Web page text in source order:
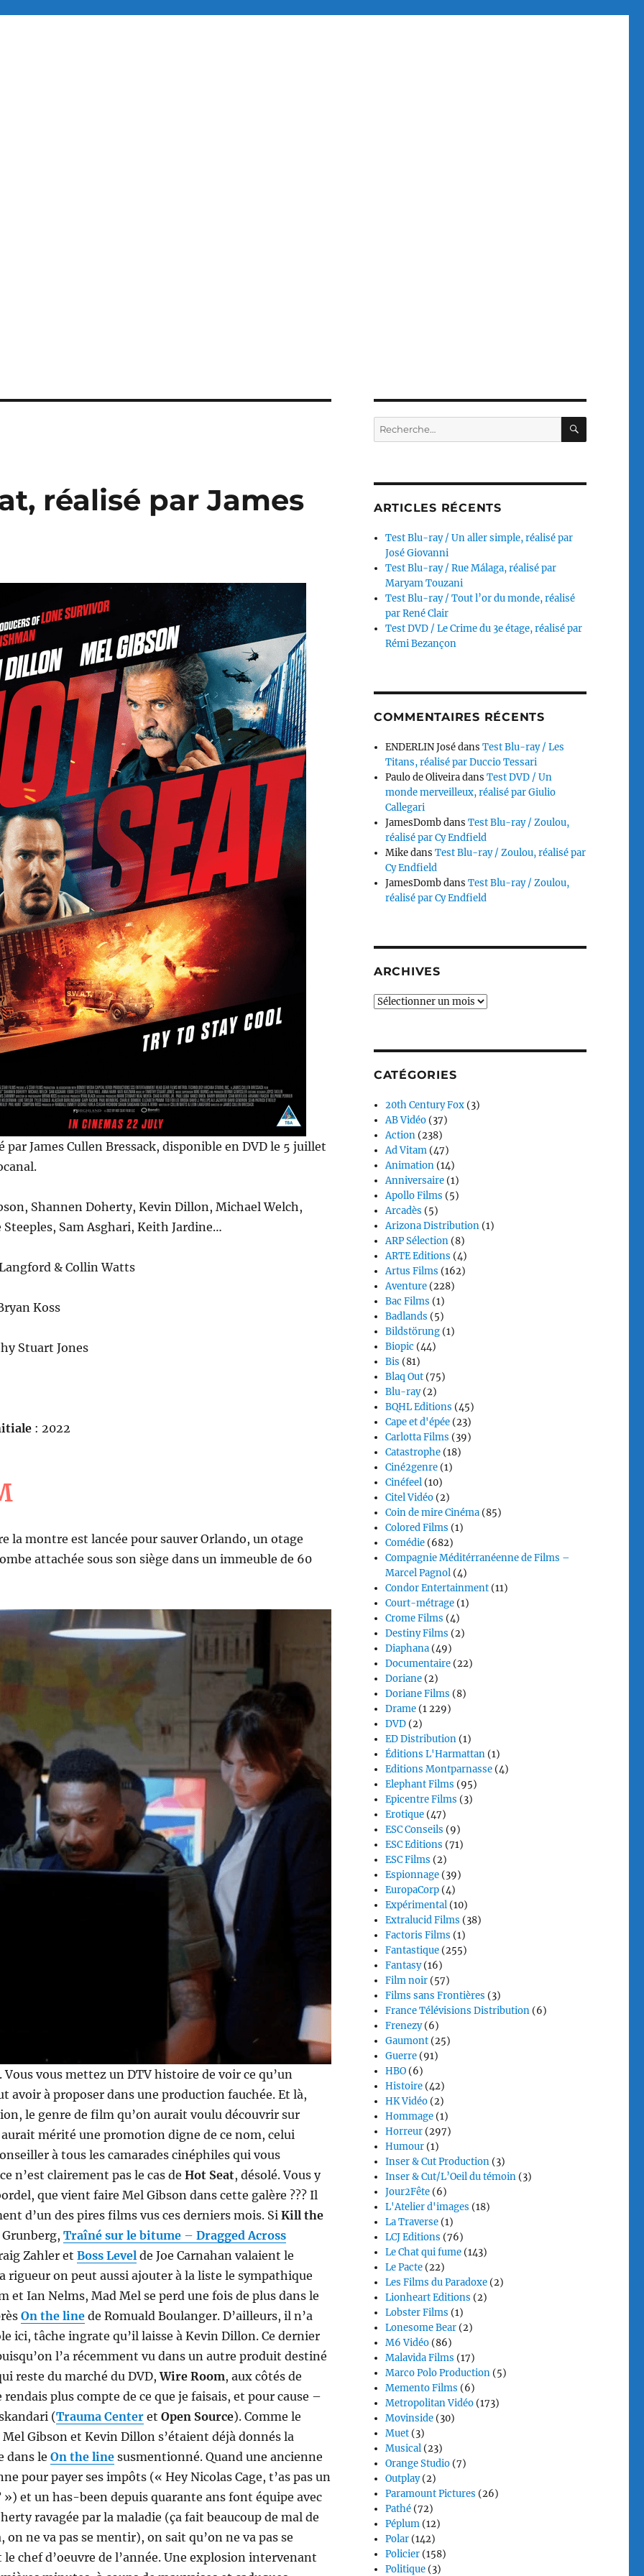
réalisé par James
par James Cullen Bressack, disponible en DVD le 5 juillet
Shannen Doherty, Kevin Dillon, Michael Welch,
Sam Asghari, Keith Jardine…
& Collin Watts
Koss
Stuart Jones
: 2022
la montre est lancée pour sauver Orlando, un otage
attachée sous son siège dans un immeuble de 60
Vous vous mettez un DTV histoire de voir ce qu’un
avoir à proposer dans une production fauchée. Et là,
le genre de film qu’on aurait voulu découvrir sur
mérité une promotion digne de ce nom, celui
à tous les camarades cinéphiles qui vous
n’est clairement pas le cas de Hot Seat, désolé. Vous y
que vient faire Mel Gibson dans cette galère ??? Il
d’un des pires films vus ces derniers mois. Si Kill the
Traîné sur le bitume– Dragged Across
Zahler et Boss Level de Joe Carnahan valaient le
rigueur on peut aussi ajouter à la liste le sympathique
et Ian Nelms, Mad Mel se perd une fois de plus dans le
On the linede Romuald Boulanger. D’ailleurs, il n’a
ici, tâche ingrate qu’il laisse à Kevin Dillon. Ce dernier
l’a récemment vu dans un autre produit destiné
reste du marché du DVD,Wire Room, aux côtés de
rendais plus compte de ce que je faisais, et pour cause –
(Trauma Centeret Open Source). Comme le
Gibson et Kevin Dillon s’étaient déjà donnés la
dans le On the linesusmentionné. Quand une ancienne
pour payer ses impôts (« Hey Nicolas Cage, t’as pas un
») et un has-been depuis quarante ans font équipe avec
ravagée par la maladie (ça fait beaucoup de mal de
on ne va pas se mentir), on sait qu’on ne va pas se
chef d’oeuvre de l’année. Une explosion intervenant
Recherche
pour :
ARTICLES RÉCENTS
Test Blu-ray / Un aller simple, réalisé par
José Giovanni
Test Blu-ray / Rue Málaga, réalisé par
Maryam Touzani
Test Blu-ray / Tout l’or du monde, réalisé
par René Clair
Test DVD / Le Crime du 3e étage, réalisé par
Rémi Bezançon
COMMENTAIRES RÉCENTS
ENDERLIN JosédansTest Blu-ray / Les
Titans, réalisé par Duccio Tessari
Paulo de OliveiradansTest DVD / Un
monde merveilleux, réalisé par Giulio
Callegari
JamesDombdansTest Blu-ray / Zoulou,
réalisé par Cy Endfield
MikedansTest Blu-ray / Zoulou, réalisé par
Cy Endfield
JamesDombdansTest Blu-ray / Zoulou,
réalisé par Cy Endfield
ARCHIVES
Archives
CATÉGORIES
20th Century Fox (3)
AB Vidéo (37)
Action (238)
Ad Vitam (47)
Animation (14)
Anniversaire (1)
Apollo Films (5)
Arcadès (5)
Arizona Distribution (1)
ARP Sélection (8)
ARTE Editions (4)
Artus Films (162)
Aventure (228)
Bac Films (1)
Badlands (5)
Bildstörung (1)
Biopic (44)
Bis (81)
Blaq Out (75)
Blu-ray(2)
BQHL Editions (45)
Cape et d'épée (23)
Carlotta Films (39)
Catastrophe (18)
Ciné2genre (1)
Cinéfeel (10)
Citel Vidéo (2)
Coin de mire Cinéma (85)
Colored Films (1)
Comédie (682)
Compagnie Méditérranéenne de Films –
Marcel Pagnol (4)
Condor Entertainment (11)
Court-métrage (1)
Crome Films (4)
Destiny Films (2)
Diaphana (49)
Documentaire (22)
Doriane (2)
Doriane Films (8)
Drame (1 229)
DVD (2)
ED Distribution (1)
Éditions L'Harmattan (1)
Editions Montparnasse (4)
Elephant Films (95)
Epicentre Films (3)
Erotique (47)
ESC Conseils (9)
ESC Editions (71)
ESC Films (2)
Espionnage (39)
EuropaCorp (4)
Expérimental (10)
Extralucid Films (38)
Factoris Films (1)
Fantastique (255)
Fantasy(16)
Film noir (57)
Films sans Frontières (3)
France Télévisions Distribution (6)
Frenezy(6)
Gaumont (25)
Guerre (91)
HBO (6)
Histoire (42)
HK Vidéo (2)
Hommage (1)
Horreur (297)
Humour (1)
Inser & Cut Production (3)
Inser & Cut/L’Oeil du témoin (3)
Jour2Fête (6)
L'Atelier d'images (18)
La Traverse (1)
LCJ Editions (76)
Le Chat qui fume (143)
Le Pacte (22)
Les Films du Paradoxe (2)
Lionheart Editions (2)
Lobster Films (1)
Lonesome Bear (2)
M6 Vidéo (86)
Malavida Films (17)
Marco Polo Production (5)
Memento Films (6)
Metropolitan Vidéo (173)
Movinside (30)
Muet (3)
Musical (23)
Orange Studio (7)
Outplay(2)
Paramount Pictures (26)
Pathé (72)
Péplum (12)
Polar (142)
Policier (158)
Politique (3)